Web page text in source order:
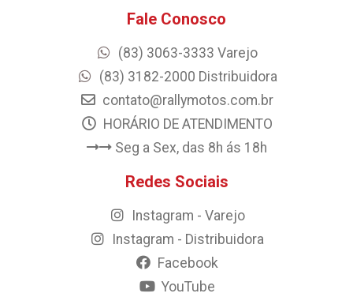
Fale Conosco
(83) 3063-3333 Varejo
(83) 3182-2000 Distribuidora
contato@rallymotos.com.br
HORÁRIO DE ATENDIMENTO
Seg a Sex, das 8h ás 18h
Redes Sociais
Instagram - Varejo
Instagram - Distribuidora
Facebook
YouTube